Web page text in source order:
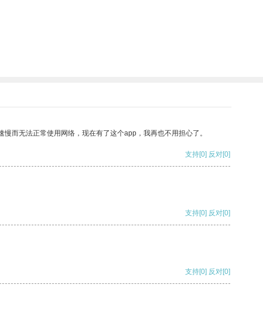
而无法正常使用网络，现在有了这个app，我再也不用担心了。
支持[0] 反对[0]
支持[0] 反对[0]
支持[0] 反对[0]